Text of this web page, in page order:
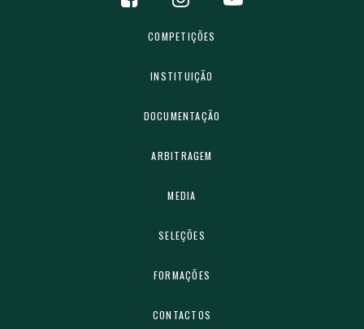
COMPETIÇÕES
INSTITUIÇÃO
DOCUMENTAÇÃO
ARBITRAGEM
MEDIA
SELEÇÕES
FORMAÇÕES
CONTACTOS